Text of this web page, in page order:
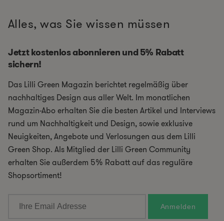
Alles, was Sie wissen müssen
Jetzt kostenlos abonnieren und 5% Rabatt
sichern!
Das Lilli Green Magazin berichtet regelmäßig über
nachhaltiges Design aus aller Welt. Im monatlichen
Magazin-Abo erhalten Sie die besten Artikel und Interviews
rund um Nachhaltigkeit und Design, sowie exklusive
Neuigkeiten, Angebote und Verlosungen aus dem Lilli
Green Shop. Als Mitglied der Lilli Green Community
erhalten Sie außerdem 5% Rabatt auf das reguläre
Shopsortiment!